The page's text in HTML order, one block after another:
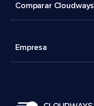
Comparar Cloudways
Empresa